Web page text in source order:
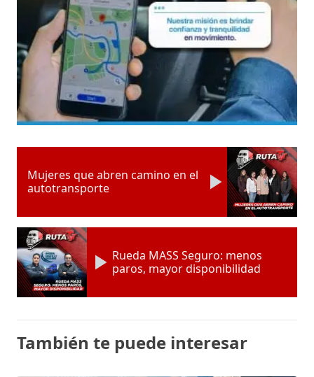
Mujeres que abren camino en el
autotransporte
Rueda MASS Seguro: menos
paros, mayor disponibilidad
También te puede interesar